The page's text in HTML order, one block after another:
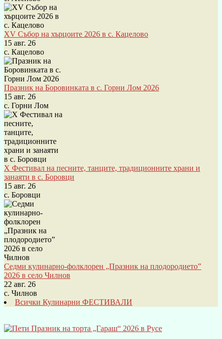
XV Събор на хърцоите 2026 в с. Кацелово
15 авг. 26
с. Кацелово
Празник на Боровинката в с. Горни Лом 2026
15 авг. 26
с. Горни Лом
X Фестивал на песните, танците, традиционните храни и
занаяти в с. Боровци
15 авг. 26
с. Боровци
Седми кулинарно-фолклорен „Празник на плодородието”
2026 в село Чилнов
22 авг. 26
с. Чилнов
Всички Кулинарни ФЕСТИВАЛИ